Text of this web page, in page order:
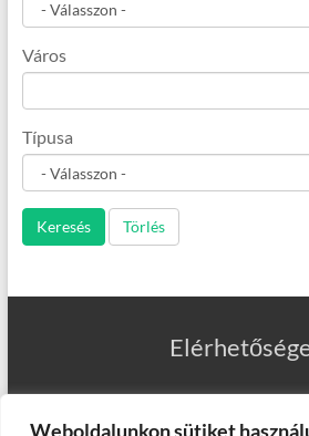
Weboldalunkon sütiket
Város
Típusa
Keresés Törlés